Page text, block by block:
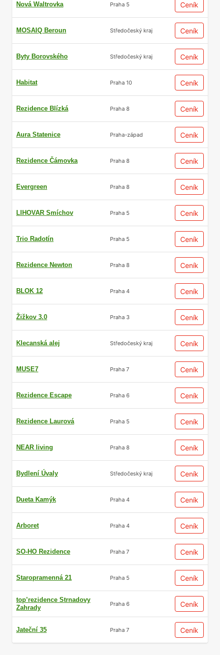
Nová Waltrovka Praha 5 Ceník
MOSAIQ Beroun Středočeský kraj Ceník
Byty Borovského Středočeský kraj Ceník
Habitat Praha 10 Ceník
Rezidence Blízká Praha 8 Ceník
Aura Statenice Praha-západ Ceník
Rezidence Čámovka Praha 8 Ceník
Evergreen Praha 8 Ceník
LIHOVAR Smíchov Praha 5 Ceník
Trio Radotín Praha 5 Ceník
Rezidence Newton Praha 8 Ceník
BLOK 12 Praha 4 Ceník
Žižkov 3.0 Praha 3 Ceník
Klecanská alej Středočeský kraj Ceník
MUSE7 Praha 7 Ceník
Rezidence Escape Praha 6 Ceník
Rezidence Laurová Praha 5 Ceník
NEAR living Praha 8 Ceník
Bydlení Úvaly Středočeský kraj Ceník
Dueta Kamýk Praha 4 Ceník
Arboret Praha 4 Ceník
SO-HO Rezidence Praha 7 Ceník
Staropramenná 21 Praha 5 Ceník
top’rezidence Strnadovy
Zahrady
Praha 6 Ceník
Jateční 35 Praha 7 Ceník